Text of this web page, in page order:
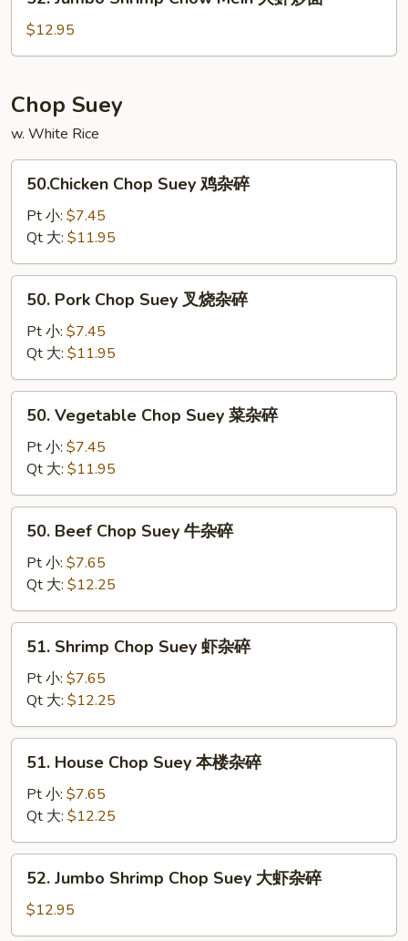
Jumbo
Shrimp
Chow
大
虾
炒
面
$12.95
Chop Suey
w. White Rice
Chop
Suey
杂
碎
50.Chicken Chop Suey 鸡杂碎
Pt 小: $7.45
Qt 大: $11.95
Pork
Chop
Suey
叉
烧
50. Pork Chop Suey 叉烧杂碎
Pt 小: $7.45
Qt 大: $11.95
Vegetable
Chop
Suey
菜
杂
50. Vegetable Chop Suey 菜杂碎
Pt 小: $7.45
Qt 大: $11.95
Beef
Chop
Suey
牛
杂
50. Beef Chop Suey 牛杂碎
Pt 小: $7.65
Qt 大: $12.25
Shrimp
Chop
Suey
虾
杂
51. Shrimp Chop Suey 虾杂碎
Pt 小: $7.65
Qt 大: $12.25
House
Chop
Suey
本
楼
51. House Chop Suey 本楼杂碎
Pt 小: $7.65
Qt 大: $12.25
Jumbo
Shrimp
Chop
52. Jumbo Shrimp Chop Suey 大虾杂碎
$12.95